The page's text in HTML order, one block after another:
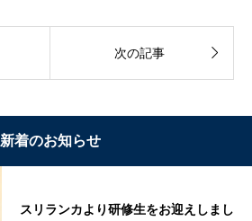
次の記事 
新着のお知らせ
スリランカより研修生をお迎えしまし